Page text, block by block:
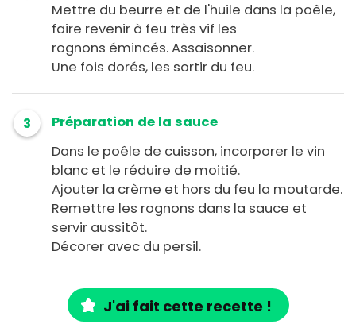
Mettre du beurre et de l'huile dans la poêle,
faire revenir à feu très vif les
rognons émincés. Assaisonner.
Une fois dorés, les sortir du feu.
3
Préparation de la sauce
Dans le poêle de cuisson, incorporer le vin
blanc et le réduire de moitié.
Ajouter la crème et hors du feu la moutarde.
Remettre les rognons dans la sauce et
servir aussitôt.
Décorer avec du persil.
J'ai fait cette recette !